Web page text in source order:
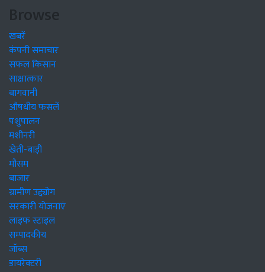
Browse
खबरें
कंपनी समाचार
सफल किसान
साक्षात्कार
बागवानी
औषधीय फसलें
पशुपालन
मशीनरी
खेती-बाड़ी
मौसम
बाजार
ग्रामीण उद्द्योग
सरकारी योजनाएं
लाइफ स्टाइल
सम्पादकीय
जॉब्स
डायरेक्टरी